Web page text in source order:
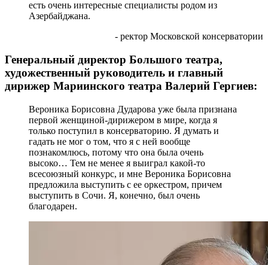
есть очень интересные специалисты родом из
Азербайджана.
- ректор Московской консерватории
Генеральный директор Большого театра,
художественный руководитель и главный
дирижер Мариинского театра Валерий Гергиев:
Вероника Борисовна Дударова уже была признана
первой женщиной-дирижером в мире, когда я
только поступил в консерваторию. Я думать и
гадать не мог о том, что я с ней вообще
познакомлюсь, потому что она была очень
высоко… Тем не менее я выиграл какой-то
всесоюзный конкурс, и мне Вероника Борисовна
предложила выступить с ее оркестром, причем
выступить в Сочи. Я, конечно, был очень
благодарен.